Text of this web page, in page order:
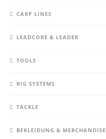
CARP LINES
LEADCORE & LEADER
TOOLS
RIG SYSTEMS
TACKLE
BEKLEIDUNG & MERCHANDISE